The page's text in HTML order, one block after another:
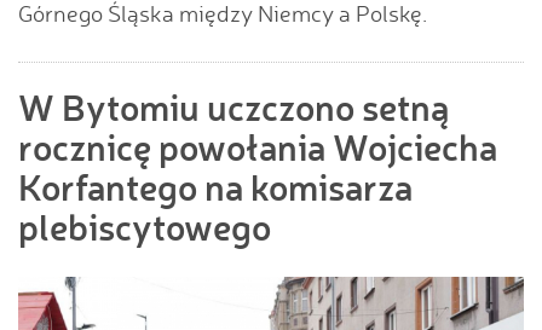
Górnego Śląska między Niemcy a Polskę.
W Bytomiu uczczono setną
rocznicę powołania Wojciecha
Korfantego na komisarza
plebiscytowego